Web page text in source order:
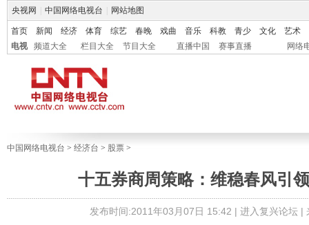
央视网 中国网络电视台 网站地图
首页 新闻 经济 体育 综艺 春晚 戏曲 音乐 科教 青少 文化
艺术
电视
频道大全 栏目大全 节目大全 直播中国 赛事直播 网络
中国网络电视台 > 经济台 > 股票 >
十五券商周策略：维稳春风引
发布时间:2011年03月07日 15:42 | 进入复兴论坛|